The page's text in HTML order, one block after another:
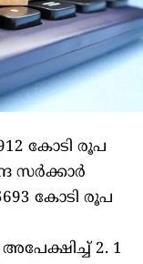
കോടി രൂപ
സർക്കാർ
കോടി രൂപ
2. 1